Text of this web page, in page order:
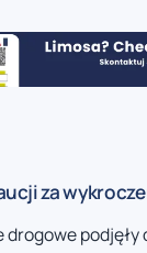
za
drogowe podjęły